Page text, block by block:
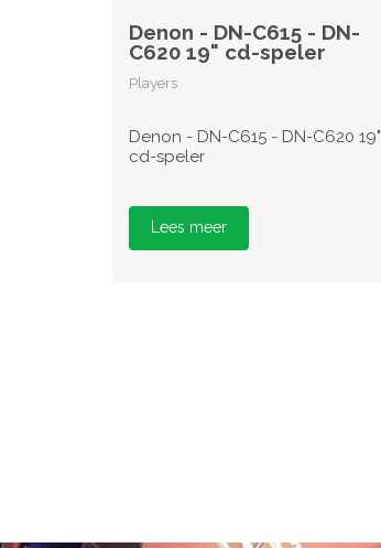
Denon - DN-C615 - DN-
C620 19" cd-speler
Players
Denon - DN-C615 - DN-C620 19"
cd-speler
Lees meer